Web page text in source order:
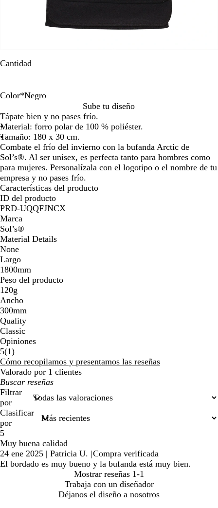
Cantidad
Color*Negro
z
u
l
f
r
a
n
c
é
s
e
g
r
o
Sube tu diseño
Tápate bien y no pases frío.
Material: forro polar de 100 % poliéster.
Tamaño: 180 x 30 cm.
Combate el frío del invierno con la bufanda Arctic de
Sol’s®. Al ser unisex, es perfecta tanto para hombres como
para mujeres. Personalízala con el logotipo o el nombre de tu
empresa y no pases frío.
Características del producto
ID del producto
PRD-UQQFJNCX
Marca
Sol’s®
Material Details
None
Largo
1800mm
Peso del producto
120g
Ancho
300mm
Quality
Classic
Opiniones
5(11
reseñas
)
Cómo recopilamos y presentamos las reseñas
Valorado por 1 clientes
Mis
búsquedas
Filtrar
por
Clasificar
por
5
Muy buena calidad
24 ene 2025 | Patricia U. |Compra verificada
El bordado es muy bueno y la bufanda está muy bien.
Mostrar reseñas 1-1
Trabaja con un diseñador
Déjanos el diseño a nosotros